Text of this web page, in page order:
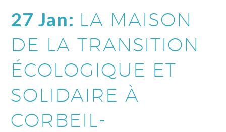
27 Jan: LA MAISON
DE LA TRANSITION
ÉCOLOGIQUE ET
SOLIDAIRE À
CORBEIL-